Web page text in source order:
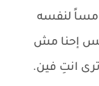
لنفسه
بس إحنا مش
انتِ فين.